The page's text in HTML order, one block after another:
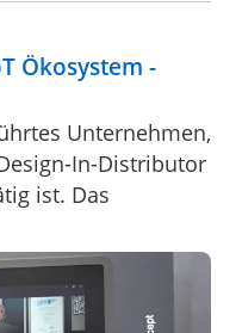
Ökosystem -
Unternehmen,
In-Distributor
ist. Das